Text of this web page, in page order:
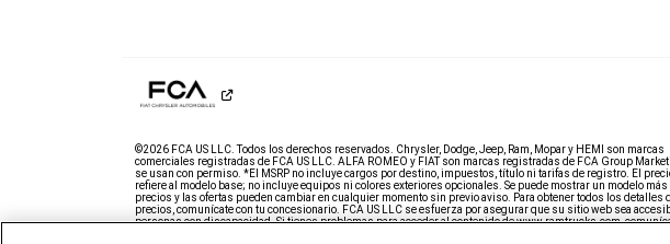
©2026 FCA US LLC. Todos los derechos reservados. Chrysler, Dodge, Jeep, Ram, Mopar y HEMI son marcas
comerciales registradas de FCA US LLC. ALFA ROMEO y FIAT son marcas registradas de FCA Group
se usan con permiso. *El MSRP no incluye cargos por destino, impuestos, título ni tarifas de registro. El
refiere al modelo base; no incluye equipos ni colores exteriores opcionales. Se puede mostrar un modelo más
precios y las ofertas pueden cambiar en cualquier momento sin previo aviso. Para obtener todos los detalles
precios, comunícate con tu concesionario. FCA US LLC se esfuerza por asegurar que su sitio web sea
personas con discapacidad. Si tienes problemas para acceder al contenido de www.ramtrucks.com,